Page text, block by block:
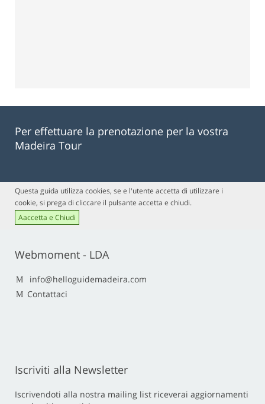
Per effettuare la prenotazione per la vostra
Madeira Tour
Questa guida utilizza cookies, se e l'utente accetta di utilizzare i
cookie, si prega di cliccare il pulsante accetta e chiudi.
Aaccetta e Chiudi
Webmoment - LDA
info@helloguidemadeira.com
Contattaci
Iscriviti alla Newsletter
Iscrivendoti alla nostra mailing list riceverai aggiornamenti